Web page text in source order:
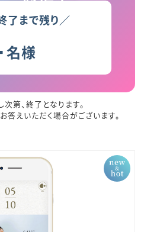
了まで残り／
名様
第、終了となります。
えいただく場合がございます。